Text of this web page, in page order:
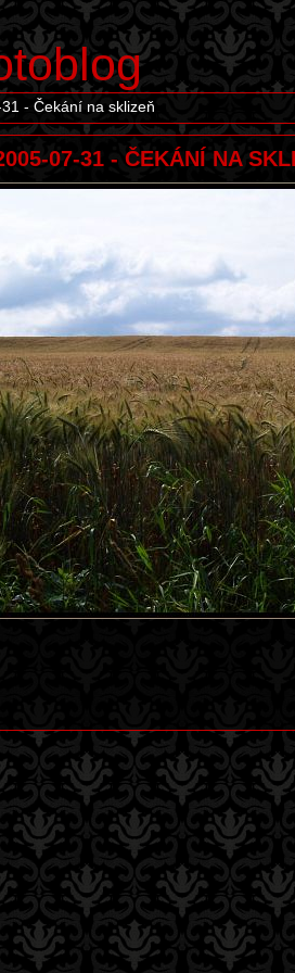
- Čekání na sklizeň
07-31 - ČEKÁNÍ NA